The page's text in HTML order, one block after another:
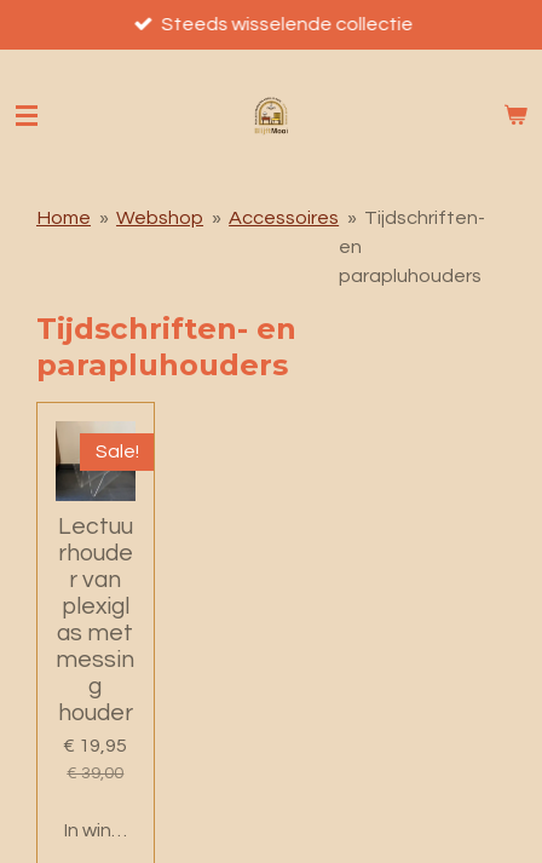
direct
de
Steeds wisselende collectie
Home » Webshop » Accessoires » Tijdschriften-
en
parapluhouders
Tijdschriften- en
parapluhouders
Sale!
Lectuu
rhoude
r van
plexigl
as met
messin
g
houder
€ 19,95
€ 39,00
In winkelwagen